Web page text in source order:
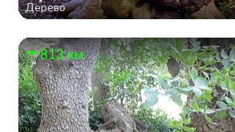
Дерево
813 км